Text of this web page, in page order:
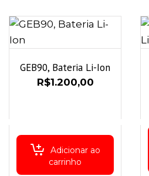
GEB90, Bateria Li-Ion
R$1.200,00
Adicionar ao
carrinho